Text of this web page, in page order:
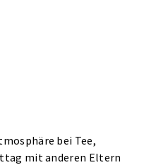
bei Tee,
mit anderen Eltern